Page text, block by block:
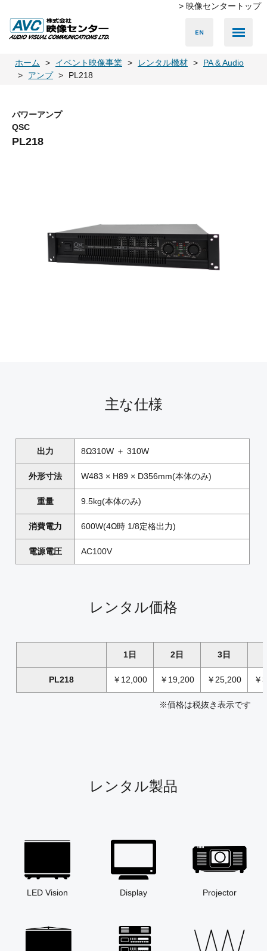
> 映像センタートップ
ホーム イベント映像事業 レンタル機材
PA & Audio
アンプ
PL218
パワーアンプ
QSC
PL218
主な仕様
出力 8Ω310W ＋ 310W
外形寸法 W483 × H89 × D356mm(本体のみ)
重量 9.5kg(本体のみ)
消費電力 600W(4Ω時 1/8定格出力)
電源電圧 AC100V
レンタル価格
1日 2日 3日
PL218 ￥12,000 ￥19,200 ￥25,200 ￥
※価格は税抜き表示です
レンタル製品
LED Vision Display Projector